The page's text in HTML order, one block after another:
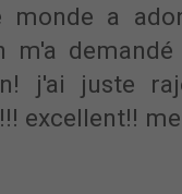
a
m'a
j'ai juste
excellent!!